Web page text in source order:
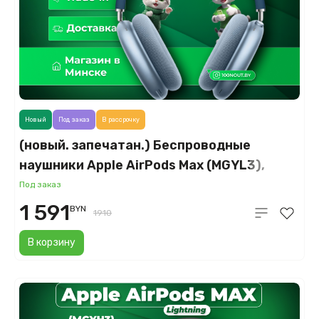
(новый. запечатан.) Беспроводные
наушники Apple AirPods Max (MGYL3),
голубое небо
Под заказ
В корзину
Новый Под заказ В рассрочку
1 591BYN 1910